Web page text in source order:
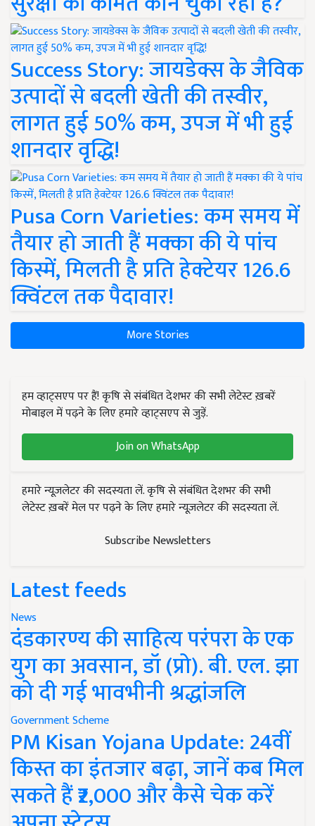
Success Story: जायडेक्स के जैविक
उत्पादों से बदली खेती की तस्वीर,
लागत हुई 50% कम, उपज में भी हुई
शानदार वृद्धि!
Pusa Corn Varieties: कम समय में
तैयार हो जाती हैं मक्का की ये पांच
किस्में, मिलती है प्रति हेक्टेयर 126.6
क्विंटल तक पैदावार!
More Stories
हम व्हाट्सएप पर हैं! कृषि से संबंधित देशभर की सभी लेटेस्ट ख़बरें
मोबाइल में पढ़ने के लिए हमारे व्हाट्सएप से जुड़ें.
Join on WhatsApp
हमारे न्यूज़लेटर की सदस्यता लें. कृषि से संबंधित देशभर की सभी
लेटेस्ट ख़बरें मेल पर पढ़ने के लिए हमारे न्यूज़लेटर की सदस्यता लें.
Subscribe Newsletters
Latest feeds
News
दंडकारण्य की साहित्य परंपरा के एक
युग का अवसान, डॉ (प्रो). बी. एल. झा
को दी गई भावभीनी श्रद्धांजलि
Government Scheme
PM Kisan Yojana Update: 24वीं
किस्त का इंतजार बढ़ा, जानें कब मिल
सकते हैं ₹2,000 और कैसे चेक करें